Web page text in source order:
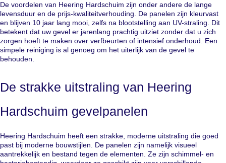
De voordelen van Heering Hardschuim zijn onder andere de lange
levensduur en de prijs-kwaliteitverhouding. De panelen zijn kleurvast
en blijven 10 jaar lang mooi, zelfs na blootstelling aan UV-straling. Dit
betekent dat uw gevel er jarenlang prachtig uitziet zonder dat u zich
zorgen hoeft te maken over verfbeurten of intensief onderhoud. Een
simpele reiniging is al genoeg om het uiterlijk van de gevel te
behouden.
De strakke uitstraling van Heering
Hardschuim gevelpanelen
Heering Hardschuim heeft een strakke, moderne uitstraling die goed
past bij moderne bouwstijlen. De panelen zijn namelijk visueel
aantrekkelijk en bestand tegen de elementen. Ze zijn schimmel- en